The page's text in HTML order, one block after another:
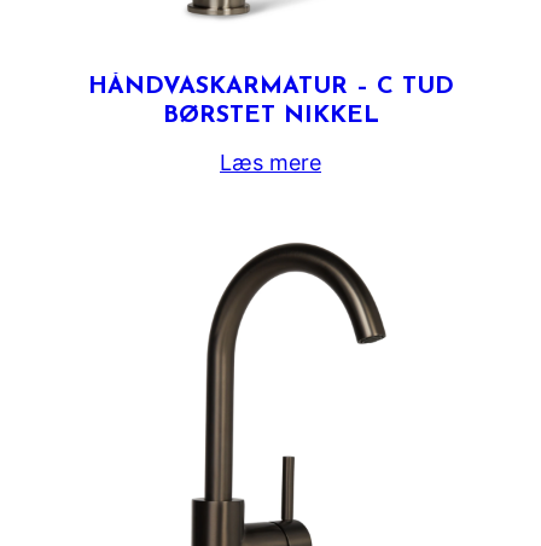
HÅNDVASKARMATUR – C TUD
BØRSTET NIKKEL
Læs mere